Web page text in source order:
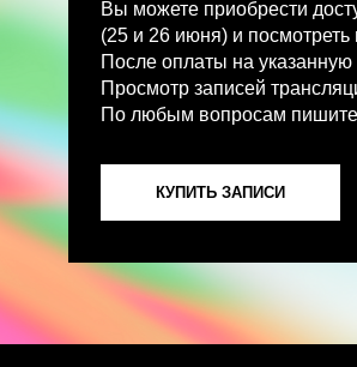
Просмотр записей трансляции
По любым вопросам пишите
КУПИТЬ ЗАПИСИ